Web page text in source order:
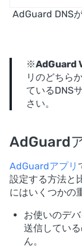
AdGuard DNS
※AdGuard
リのどちら
ているDNS
さい。
AdGuard
AdGuardアプリ
設定する方法と
にはいくつかの
お使いのデ
送信してい
ん。